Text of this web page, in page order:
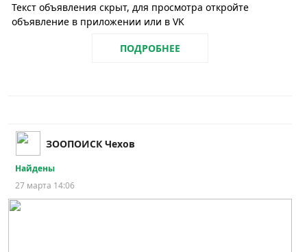
Текст объявления скрыт, для просмотра откройте
объявление в приложении или в VK
ПОДРОБНЕЕ
ЗООПОИСК Чехов
Найдены
27 марта 14:06